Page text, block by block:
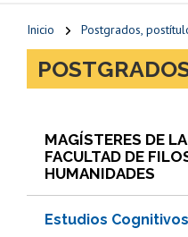
Inicio Postgrados,
MAGÍSTERES DE LA
FACULTAD DE
HUMANIDADES
Estudios Cognitivos